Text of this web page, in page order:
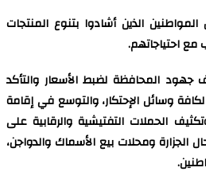
الذين أشادوا بتنوع المنتجات
احتياجاتهم.
المحافظة لضبط الأسعار والتأكد
وسائل الإحتكار، والتوسع في إقامة
الحملات التفتيشية والرقابية على
الجزارة ومحلات بيع الأسماك والدواجن،